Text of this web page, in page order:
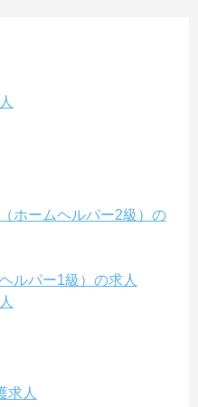
ホームヘルパー2級）の
ルパー1級）の求人
求人